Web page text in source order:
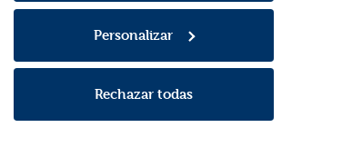
Personalizar
Rechazar todas